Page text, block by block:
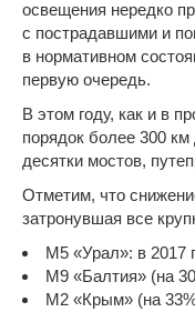
освещения нередко
с пострадавшими и
в нормативном
первую очередь.
В этом году, как и в
порядок более 300
десятки мостов,
Отметим, что
затронувшая все
М5 «Урал»: в 2017
М9 «Балтия» (на
М2 «Крым» (на